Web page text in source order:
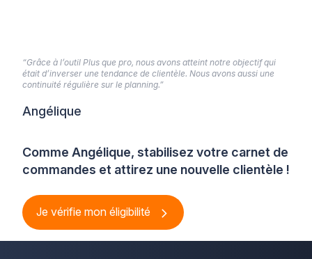
Comme Angélique, stabilisez votre carnet de
commandes et attirez une nouvelle clientèle !
Je vérifie mon éligibilité
“Grâce à l’outil Plus que pro, nous avons atteint notre objectif qui
était d’inverser une tendance de clientèle. Nous avons aussi une
continuité régulière sur le planning.”
Angélique